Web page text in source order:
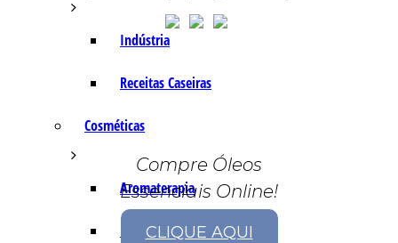
Indústria
Receitas Caseiras
Cosméticas
Aromaterapia
Fórmulas Caseiras
Compre Óleos
Essenciais Online!
CLIQUE AQUI